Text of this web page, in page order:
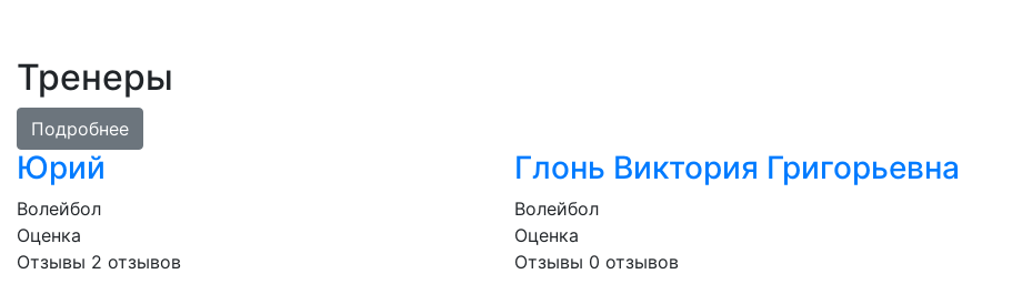
Тренеры
Подробнее
Юрий
Волейбол
Оценка
Отзывы 2 отзывов
Глонь Виктория Григорьевна
Волейбол
Оценка
Отзывы 0 отзывов